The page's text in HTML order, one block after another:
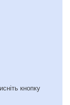
кнопку